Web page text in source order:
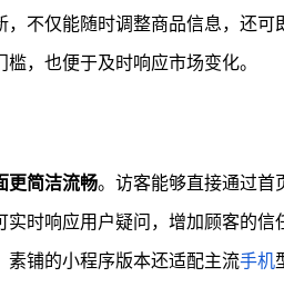
不仅能随时调整商品信息，还
槛，也便于及时响应市场变化。
更简洁流畅。访客能够直接通过首
时响应用户疑问，增加顾客的
素铺的小程序版本还适配主流手机